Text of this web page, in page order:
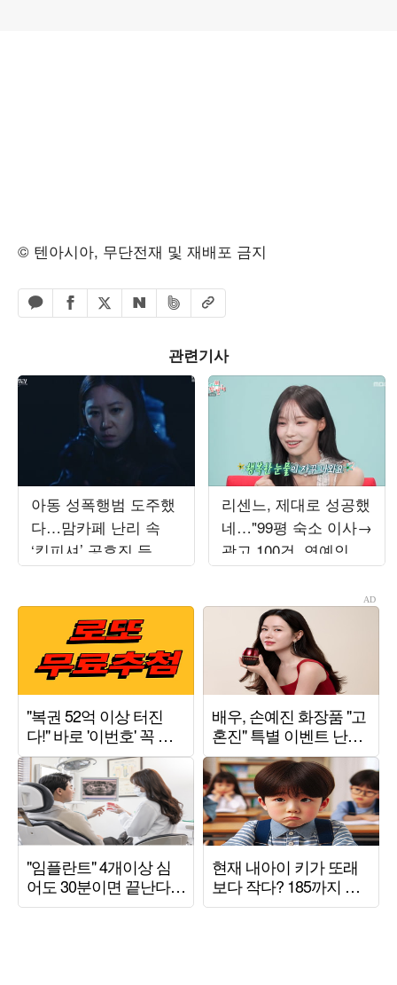
© 텐아시아, 무단전재 및 재배포 금지
카카오톡 공유하기
페이스북 공유하기
엑스 공유하기
네이버 공유하기
밴드 공유하기
URL복사
관련기사
아동 성폭행범 도주했
다…맘카페 난리 속
‘킹피셔’ 공효진 등판
(‘유부녀 킬러’)
리센느, 제대로 성공했
네…"99평 숙소 이사→
광고 100건, 연예인병
경계" ('전참시')